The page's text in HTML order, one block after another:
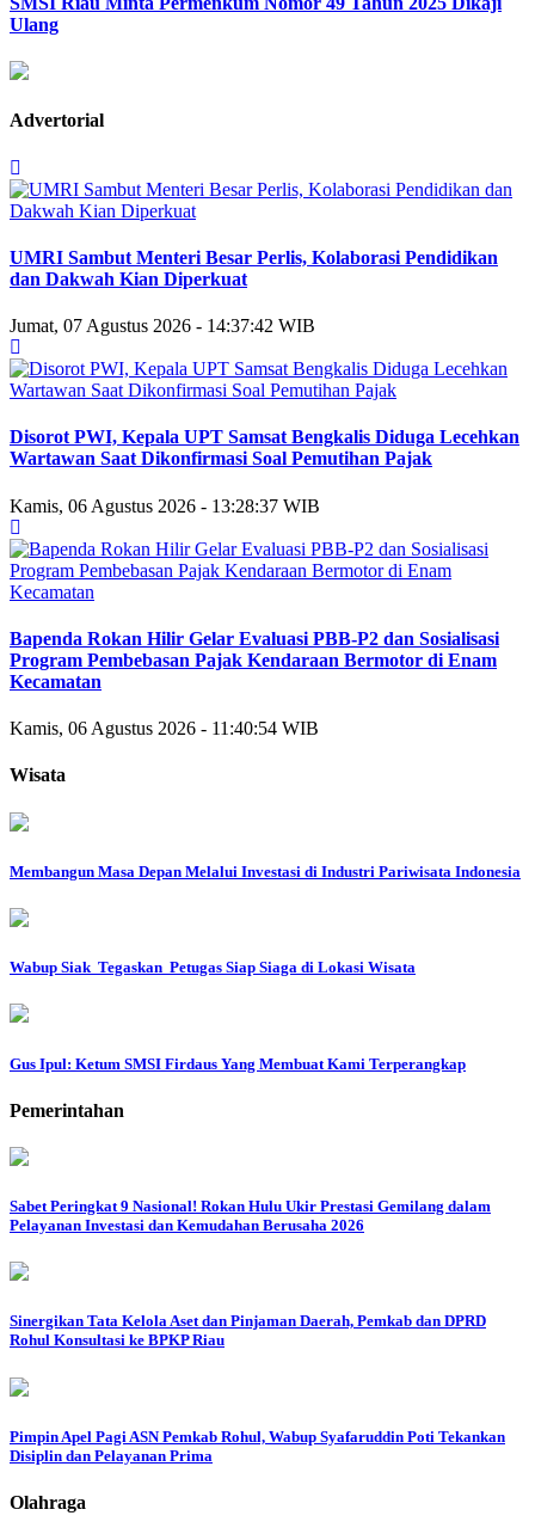
Ulang
Advertorial
UMRI Sambut Menteri Besar Perlis, Kolaborasi Pendidikan
dan Dakwah Kian Diperkuat
Jumat, 07 Agustus 2026 - 14:37:42 WIB
Disorot PWI, Kepala UPT Samsat Bengkalis Diduga Lecehkan
Wartawan Saat Dikonfirmasi Soal Pemutihan Pajak
Kamis, 06 Agustus 2026 - 13:28:37 WIB
Bapenda Rokan Hilir Gelar Evaluasi PBB-P2 dan Sosialisasi
Program Pembebasan Pajak Kendaraan Bermotor di Enam
Kecamatan
Kamis, 06 Agustus 2026 - 11:40:54 WIB
Wisata
Membangun Masa Depan Melalui Investasi di Industri Pariwisata Indonesia
Wabup Siak Tegaskan Petugas Siap Siaga di Lokasi Wisata
Gus Ipul: Ketum SMSI Firdaus Yang Membuat Kami Terperangkap
Pemerintahan
Sabet Peringkat 9 Nasional! Rokan Hulu Ukir Prestasi Gemilang dalam
Pelayanan Investasi dan Kemudahan Berusaha 2026
Sinergikan Tata Kelola Aset dan Pinjaman Daerah, Pemkab dan DPRD
Rohul Konsultasi ke BPKP Riau
Pimpin Apel Pagi ASN Pemkab Rohul, Wabup Syafaruddin Poti Tekankan
Disiplin dan Pelayanan Prima
Olahraga